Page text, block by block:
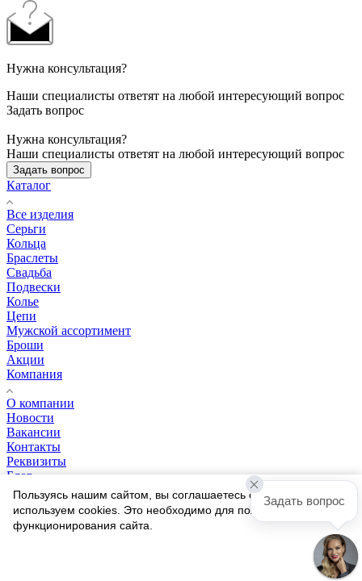
Нужна консультация?
Наши специалисты ответят на любой интересующий вопрос
Задать вопрос
Нужна консультация?
Наши специалисты ответят на любой интересующий вопрос
Задать вопрос
Каталог
Все изделия
Серьги
Кольца
Браслеты
Свадьба
Подвески
Колье
Цепи
Мужской ассортимент
Броши
Акции
Компания
О компании
Новости
Вакансии
Контакты
Реквизиты
Блог
Информация
Условия оплаты
Условия доставки
Пользуясь нашим сайтом, вы соглашаетесь с тем, что мы
используем cookies. Это необходимо для полноценного
функционирования сайта.
Задать вопрос